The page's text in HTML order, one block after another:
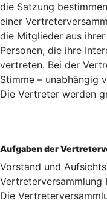
die Satzung
einer
die Mitglieder aus
Personen, die ihre
vertreten. Bei der
Stimme – unabhängig
Die Vertreter werden
Aufgaben der
Vorstand und
Vertreterversammlung
Die